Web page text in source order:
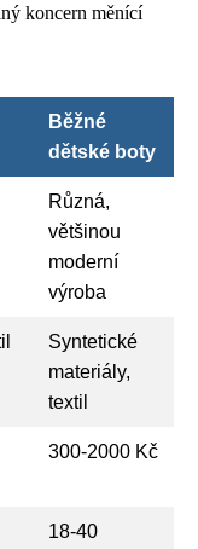
koncern měnící
Běžné
dětské boty
Různá,
většinou
moderní
výroba
Syntetické
materiály,
textil
300-2000 Kč
18-40